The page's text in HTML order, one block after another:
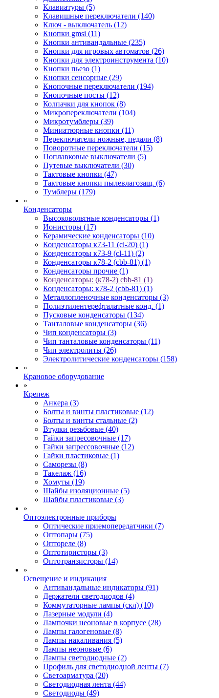
Клавиатуры (5)
Клавишные переключатели (140)
Ключ - выключатель (12)
Кнопки gmsi (11)
Кнопки антивандальные (235)
Кнопки для игровых автоматов (26)
Кнопки для электроинструмента (10)
Кнопки пьезо (1)
Кнопки сенсорные (29)
Кнопочные переключатели (194)
Кнопочные посты (12)
Колпачки для кнопок (8)
Микропереключатели (104)
Микротумблеры (39)
Миниатюрные кнопки (11)
Переключатели ножные, педали (8)
Поворотные переключатели (15)
Поплавковые выключатели (5)
Путевые выключатели (30)
Тактовые кнопки (47)
Тактовые кнопки пылевлагозащ. (6)
Тумблеры (179)
»
Конденсаторы
Высоковольтные конденсаторы (1)
Ионисторы (17)
Керамические конденсаторы (10)
Конденсаторы к73-11 (cl-20) (1)
Конденсаторы к73-9 (cl-11) (2)
Конденсаторы к78-2 (cbb-81) (1)
Конденсаторы прочие (1)
Конденсаторы: (к78-2) cbb-81 (1)
Конденсаторы: к78-2 (cbb-81) (1)
Металлопленочные конденсаторы (3)
Полиэтилентерефталатные конд. (1)
Пусковые конденсаторы (134)
Танталовые конденсаторы (36)
Чип конденсаторы (3)
Чип танталовые конденсаторы (11)
Чип электролиты (26)
Электролитические конденсаторы (158)
»
Крановое оборудование
»
Крепеж
Анкера (3)
Болты и винты пластиковые (12)
Болты и винты стальные (2)
Втулки резьбовые (40)
Гайки запресовочные (17)
Гайки запрессовочные (12)
Гайки пластиковые (1)
Саморезы (8)
Такелаж (16)
Хомуты (19)
Шайбы изоляционные (5)
Шайбы пластиковые (3)
»
Оптоэлектронные приборы
Оптические приемопередатчики (7)
Оптопары (75)
Оптореле (8)
Оптотиристоры (3)
Оптотранзисторы (14)
»
Освещение и индикация
Антивандальные индикаторы (91)
Держатели светодиодов (4)
Коммутаторные лампы (скл) (10)
Лазерные модули (4)
Лампочки неоновые в корпусе (28)
Лампы галогеновые (8)
Лампы накаливания (5)
Лампы неоновые (6)
Лампы светодиодные (2)
Профиль для светодиодной ленты (7)
Светоарматура (20)
Светодиодная лента (44)
Светодиоды (49)